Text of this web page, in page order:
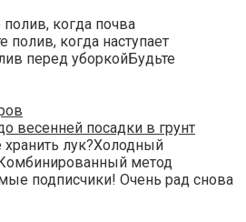
когда почва
полив, когда наступает
перед уборкойБудьте
весенней посадки в грунт
лук?Холодный
метод
подписчики! Очень рад снова